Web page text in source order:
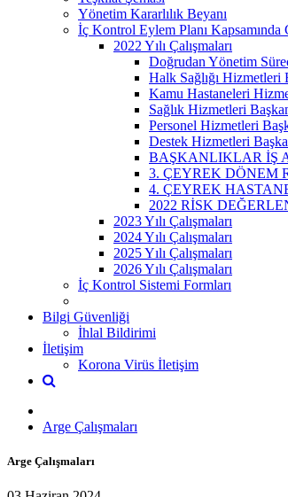
Yönetim Kararlılık Beyanı
İç Kontrol Eylem Planı Kapsamında
2022 Yılı Çalışmaları
Doğrudan Yönetim
Halk Sağlığı Hizmetleri
Kamu Hastaneleri
Sağlık Hizmetleri
Personel Hizmetleri
Destek Hizmetleri
BAŞKANLIKLAR İŞ
3. ÇEYREK DÖNEM
4. ÇEYREK
2022 RİSK
2023 Yılı Çalışmaları
2024 Yılı Çalışmaları
2025 Yılı Çalışmaları
2026 Yılı Çalışmaları
İç Kontrol Sistemi Formları
Bilgi Güvenliği
İhlal Bildirimi
İletişim
Korona Virüs İletişim
Arge Çalışmaları
Arge Çalışmaları